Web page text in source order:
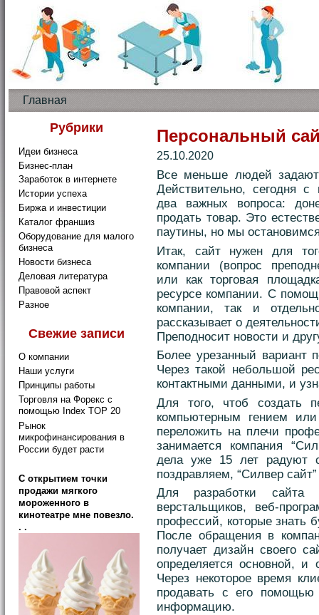
Главная
Рубрики
Идеи бизнеса
Бизнес-план
Заработок в интернете
Истории успеха
Биржа и инвестиции
Каталог франшиз
Оборудование для малого
бизнеса
Новости бизнеса
Деловая литература
Правовой аспект
Разное
Свежие записи
О компании
Наши услуги
Принципы работы
Торговля на Форекс с
помощью Index TOP 20
Рынок
микрофинансирования в
России будет расти
C открытием точки
продажи мягкого
мороженного в
кинотеатре мне повезло.
. .
Персональный
25.10.2020
Все меньше людей
Действительно, сегодня
два важных вопроса:
продать товар. Это
паутины, но мы
Итак, сайт нужен для
компании (вопрос
или как торговая
ресурсе компании. С
компании, так и
рассказывает о
Преподносит новости и
Более урезанный вариант
Через такой небольшой
контактными данными, и
Для того, чтоб создать
компьютерным гением
переложить на плечи
занимается компания
дела уже 15 лет радуют
поздравляем, “Силвер
Для разработки сайта
верстальщиков, веб-
профессий, которые знать
После обращения в
получает дизайн своего
определяется основной, и
Через некоторое время
продавать с его
информацию.